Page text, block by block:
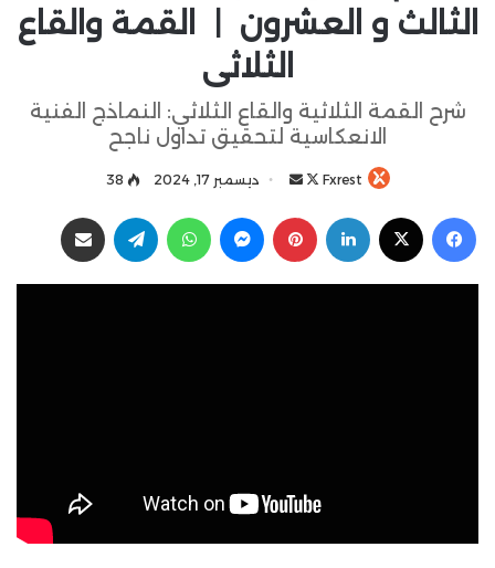
الثالث و العشرون | القمة والقاع
الثلاثى
شرح القمة الثلاثية والقاع الثلاثي: النماذج الفنية
الانعكاسية لتحقيق تداول ناجح
Fxrest
ت
ب
ع
ع
س
ل
ب
ت
ديسمبر 17, 2024 38